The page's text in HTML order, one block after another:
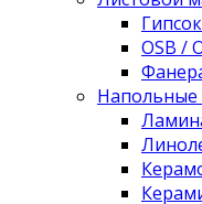
OSB /
Напольные